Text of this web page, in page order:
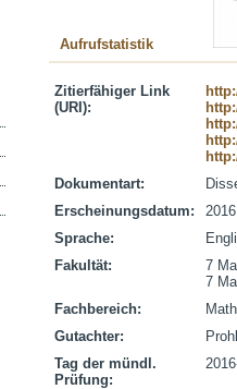
Aufrufstatistik
Zitierfähiger Link
(URI):
Dokumentart:
Erscheinungsdatum:
2016
Sprache:
Fakultät:
7
7
Fachbereich:
Gutachter:
Tag der mündl.
Prüfung: